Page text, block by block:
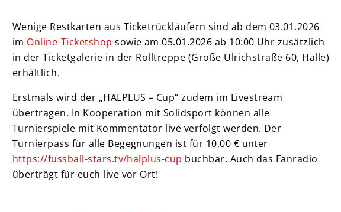
Wenige Restkarten aus Ticketrückläufern sind ab dem 03.01.2026
im Online-Ticketshop sowie am 05.01.2026 ab 10:00 Uhr zusätzlich
in der Ticketgalerie in der Rolltreppe (Große Ulrichstraße 60, Halle)
erhältlich.
Erstmals wird der „HALPLUS – Cup“ zudem im Livestream
übertragen. In Kooperation mit Solidsport können alle
Turnierspiele mit Kommentator live verfolgt werden. Der
Turnierpass für alle Begegnungen ist für 10,00 € unter
https://fussball-stars.tv/halplus-cup buchbar. Auch das Fanradio
überträgt für euch live vor Ort!